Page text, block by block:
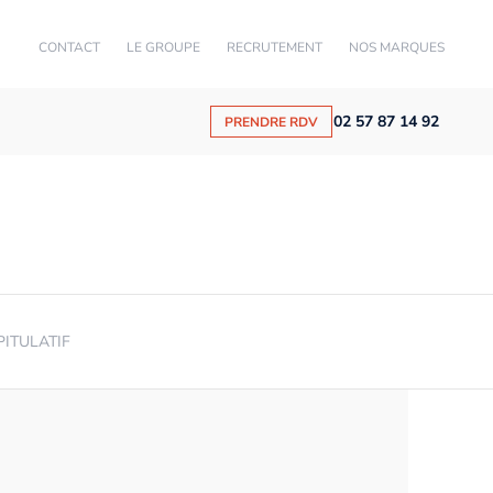
CONTACT LE GROUPE RECRUTEMENT NOS MARQUES
PRENDRE RDV 02 57 87 14 92